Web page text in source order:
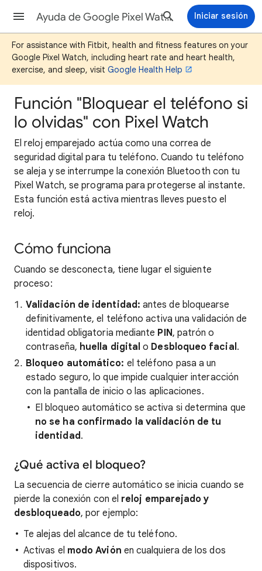
Ayuda de Google Pixel Watch Iniciar sesión
For assistance with Fitbit, health and fitness features on your
Google Pixel Watch, including heart rate and heart health,
exercise, and sleep, visit Google Health Help
Función "Bloquear el teléfono si
lo olvidas" con Pixel Watch
El reloj emparejado actúa como una correa de
seguridad digital para tu teléfono. Cuando tu teléfono
se aleja y se interrumpe la conexión Bluetooth con tu
Pixel Watch, se programa para protegerse al instante.
Esta función está activa mientras lleves puesto el
reloj.
Cómo funciona
Cuando se desconecta, tiene lugar el siguiente
proceso:
Validación de identidad: antes de bloquearse
definitivamente, el teléfono activa una validación de
identidad obligatoria mediante PIN, patrón o
contraseña, huella digital o Desbloqueo facial.
Bloqueo automático: el teléfono pasa a un
estado seguro, lo que impide cualquier interacción
con la pantalla de inicio o las aplicaciones.
El bloqueo automático se activa si determina que
no se ha confirmado la validación de tu
identidad.
¿Qué activa el bloqueo?
La secuencia de cierre automático se inicia cuando se
pierde la conexión con el reloj emparejado y
desbloqueado, por ejemplo:
Te alejas del alcance de tu teléfono.
Activas el modo Avión en cualquiera de los dos
dispositivos.